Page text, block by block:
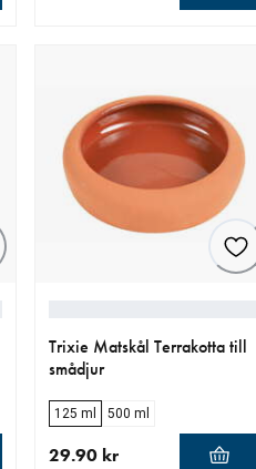
Trixie Matskål Terrakotta till
smådjur
125 ml 500 ml
29.90 kr